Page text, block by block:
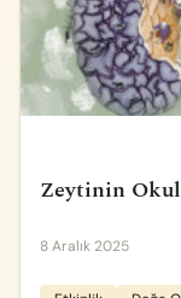
Zeytinin
8 Aralık 2025